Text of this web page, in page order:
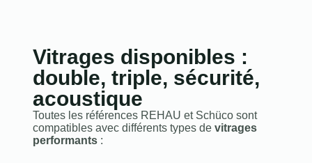
Vitrages disponibles :
double, triple, sécurité,
acoustique
Toutes les références REHAU et Schüco sont
compatibles avec différents types de vitrages
performants: